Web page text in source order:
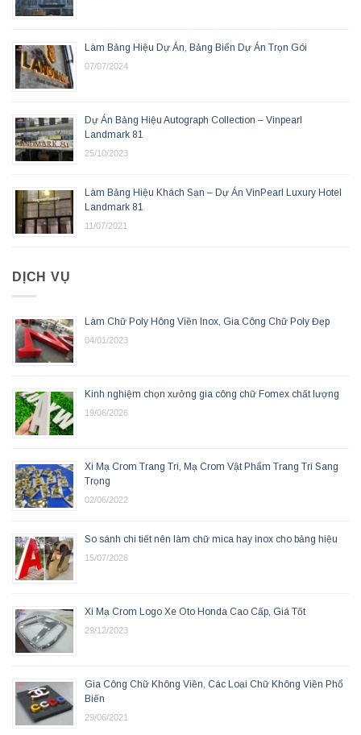
Làm Bảng Hiệu Dự Án, Bảng Biển Dự Án Trọn Gói
07/07/2024
Dự Án Bảng Hiệu Autograph Collection – Vinpearl
Landmark 81
25/10/2023
Làm Bảng Hiệu Khách Sạn – Dự Án VinPearl Luxury Hotel
Landmark 81
11/07/2021
DỊCH VỤ
Làm Chữ Poly Hông Viền Inox, Gia Công Chữ Poly Đẹp
04/01/2023
Kinh nghiệm chọn xưởng gia công chữ Fomex chất lượng
19/06/2026
Xi Mạ Crom Trang Trí, Mạ Crom Vật Phẩm Trang Trí Sang
Trọng
02/06/2022
So sánh chi tiết nên làm chữ mica hay inox cho bảng hiệu
15/07/2026
Xi Mạ Crom Logo Xe Oto Honda Cao Cấp, Giá Tốt
29/12/2023
Gia Công Chữ Không Viền, Các Loại Chữ Không Viền Phổ
Biến
29/06/2021